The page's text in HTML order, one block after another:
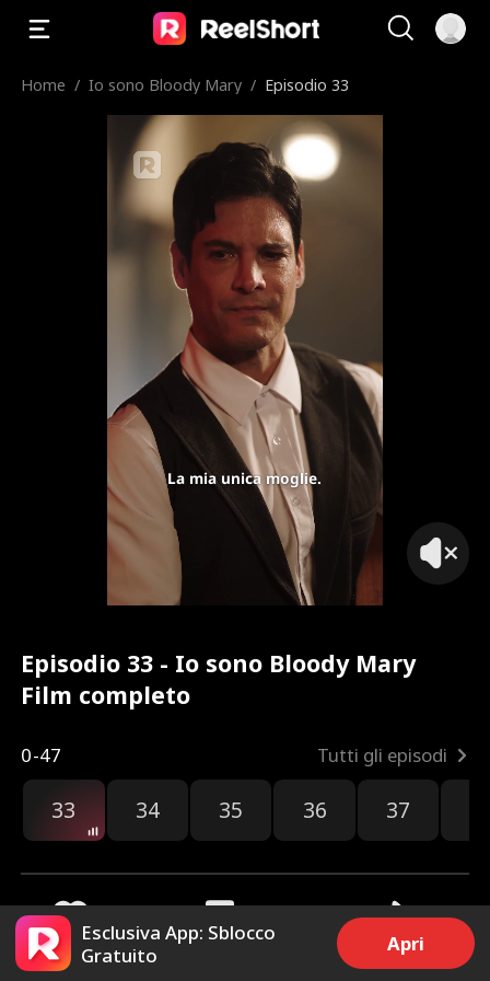
Home / Io sono Bloody Mary / Episodio 33
La mia unica moglie.
Episodio 33 - Io sono Bloody Mary
Film completo
0-47 Tutti gli episodi
33 34 35 36 37
103 Condividi
Esclusiva App: Sblocco
Gratuito
Apri